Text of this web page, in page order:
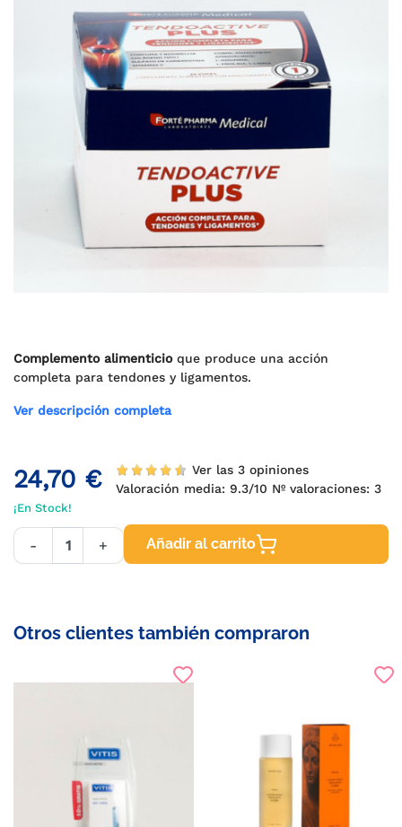
Complemento alimenticioque produce una acción
completa para tendones y ligamentos.
Ver descripción completa
24,70 €
Ver las 3 opiniones
Valoración media: 9.3/10 Nº valoraciones: 3
¡En Stock!
- + Añadir al carrito
Otros clientes también compraron